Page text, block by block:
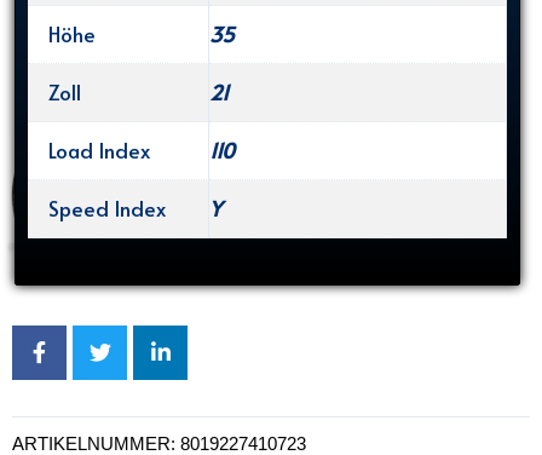
Höhe
35
Zoll
21
Load Index
110
Speed Index
Y
ARTIKELNUMMER: 8019227410723